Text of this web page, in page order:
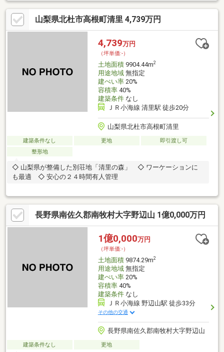
山梨県北杜市高根町清里 4,739万円
4,739万円
（坪単価:-）
土地面積9904.44m2
用途地域無指定
建ぺい率20%
容積率40%
建築条件なし
ＪＲ小海線 清里駅 徒歩20分
山梨県北杜市高根町清里
建築条件なし 更地
即引渡し可
整形地
◇ 山梨県が整備した別荘地「清里の森」 ◇ ワーケーションに
も最適 ◇ 安心の２４時間有人管理
長野県南佐久郡南牧村大字野辺山 1億0,000万円
1億0,000万円
（坪単価:-）
土地面積9874.29m2
用途地域無指定
建ぺい率20%
容積率40%
建築条件なし
ＪＲ小海線 野辺山駅 徒歩33分
その他の交通
長野県南佐久郡南牧村大字野辺山
建築条件なし 更地